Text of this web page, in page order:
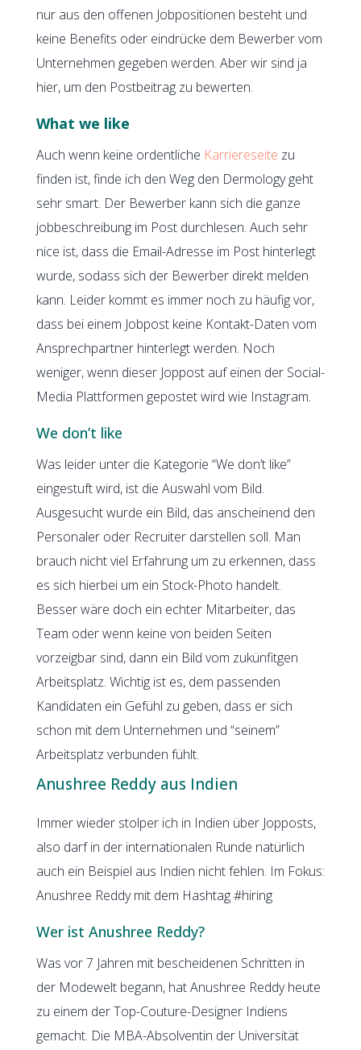
nur aus den offenen Jobpositionen besteht und
keine Benefits oder eindrücke dem Bewerber vom
Unternehmen gegeben werden. Aber wir sind ja
hier, um den Postbeitrag zu bewerten.
What we like
Auch wenn keine ordentliche Karriereseite zu
finden ist, finde ich den Weg den Dermology geht
sehr smart. Der Bewerber kann sich die ganze
jobbeschreibung im Post durchlesen. Auch sehr
nice ist, dass die Email-Adresse im Post hinterlegt
wurde, sodass sich der Bewerber direkt melden
kann. Leider kommt es immer noch zu häufig vor,
dass bei einem Jobpost keine Kontakt-Daten vom
Ansprechpartner hinterlegt werden. Noch
weniger, wenn dieser Joppost auf einen der Social-
Media Plattformen gepostet wird wie Instagram.
We don’t like
Was leider unter die Kategorie “We don’t like”
eingestuft wird, ist die Auswahl vom Bild.
Ausgesucht wurde ein Bild, das anscheinend den
Personaler oder Recruiter darstellen soll. Man
brauch nicht viel Erfahrung um zu erkennen, dass
es sich hierbei um ein Stock-Photo handelt.
Besser wäre doch ein echter Mitarbeiter, das
Team oder wenn keine von beiden Seiten
vorzeigbar sind, dann ein Bild vom zukünfitgen
Arbeitsplatz. Wichtig ist es, dem passenden
Kandidaten ein Gefühl zu geben, dass er sich
schon mit dem Unternehmen und “seinem”
Arbeitsplatz verbunden fühlt.
Anushree Reddy aus Indien
Immer wieder stolper ich in Indien über Jopposts,
also darf in der internationalen Runde natürlich
auch ein Beispiel aus Indien nicht fehlen. Im Fokus:
Anushree Reddy mit dem Hashtag #hiring
Wer ist Anushree Reddy?
Was vor 7 Jahren mit bescheidenen Schritten in
der Modewelt begann, hat Anushree Reddy heute
zu einem der Top-Couture-Designer Indiens
gemacht. Die MBA-Absolventin der Universität